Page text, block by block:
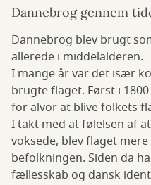
Dannebrog gennem
Dannebrog blev brugt
allerede i middelalderen.
I mange år var det især
brugte flaget. Først i
for alvor at blive folkets
I takt med at følelsen af
voksede, blev flaget
befolkningen. Siden da
fællesskab og dansk